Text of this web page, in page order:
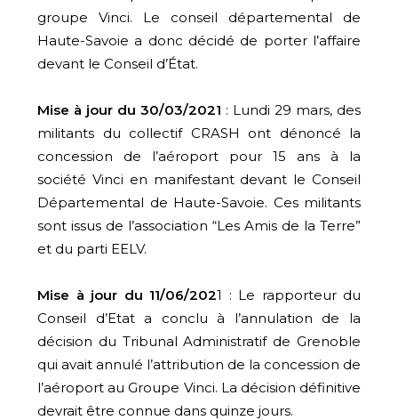
groupe Vinci. Le conseil départemental de
Haute-Savoie a donc décidé de porter l’affaire
devant le Conseil d’État.
Mise à jour du 30/03/2021 : Lundi 29 mars, des
militants du collectif CRASH ont dénoncé la
concession de l’aéroport pour 15 ans à la
société Vinci en manifestant devant le Conseil
Départemental de Haute-Savoie. Ces militants
sont issus de l’association “Les Amis de la Terre”
et du parti EELV.
Mise à jour du 11/06/2021 : Le rapporteur du
Conseil d’Etat a conclu à l’annulation de la
décision du Tribunal Administratif de Grenoble
qui avait annulé l’attribution de la concession de
l’aéroport au Groupe Vinci. La décision définitive
devrait être connue dans quinze jours.